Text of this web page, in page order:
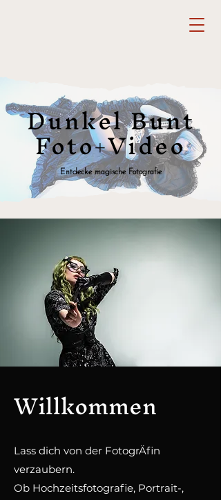
Dunkel Bunt
Foto+Video
Entdecke magische Fotografie
Willkommen
Lass dich von der FotogrÄfin
verzaubern.
Ob Hochzeitsfotografie, Portrait-,